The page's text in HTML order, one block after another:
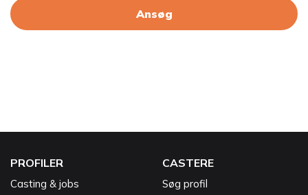
Ansøg
PROFILER
Casting & jobs
CASTERE
Søg profil